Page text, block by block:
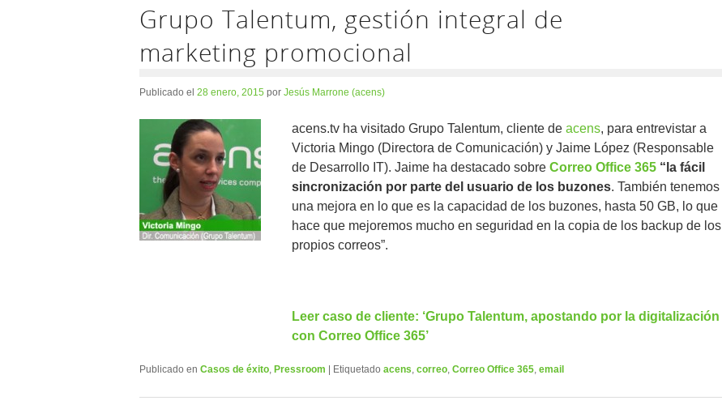
Grupo Talentum, gestión integral de
marketing promocional
Publicado el 28 enero, 2015 por Jesús Marrone (acens)
acens.tv ha visitado Grupo Talentum, cliente de acens, para entrevistar a
Victoria Mingo (Directora de Comunicación) y Jaime López (Responsable
de Desarrollo IT). Jaime ha destacado sobre Correo Office 365“la fácil
sincronización por parte del usuario de los buzones. También tenemos
una mejora en lo que es la capacidad de los buzones, hasta 50 GB, lo que
hace que mejoremos mucho en seguridad en la copia de los backup de los
propios correos”.
Leer caso de cliente: ‘Grupo Talentum, apostando por la digitalización
con Correo Office 365’
Publicado en Casos de éxito, Pressroom Etiquetado acens, correo, Correo Office 365, email